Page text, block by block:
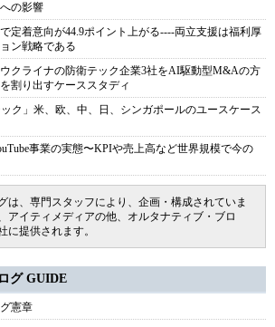
の影響
定着意向が44.9ポイント上がる----両立支援は福利厚
ン戦略である
クライナの防衛テック企業3社をAI駆動型M&Aの方
割り出すケーススタディ
ク」米、欧、中、日、シンガポールのユースケース
事業の実態〜KPIや売上高など世界規模で今の
は、専門スタッフにより、企画・構成されていま
アイティメディアの他、オルタナティブ・ブロ
に提供されます。
グ GUIDE
憲章